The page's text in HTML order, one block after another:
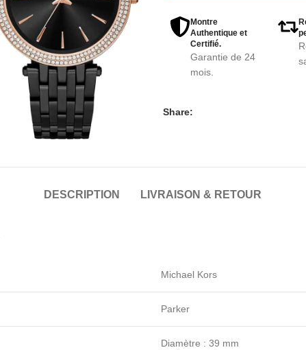
Montre
Authentique et
Certifié.
Garantie de 24
mois.
Share:
DESCRIPTION LIVRAISON & RETOUR
Michael Kors
Parker
Diamètre : 39 mm